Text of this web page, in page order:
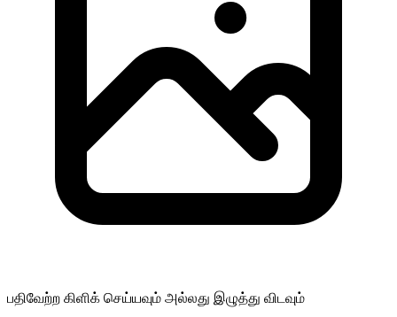
பதிவேற்ற கிளிக் செய்யவும் அல்லது இழுத்து விடவும்